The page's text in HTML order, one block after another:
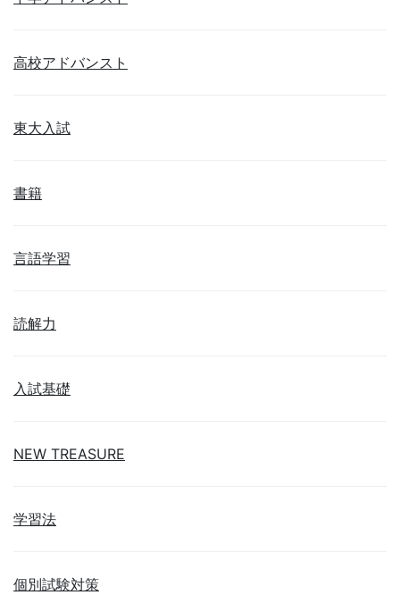
高校アドバンスト
東大入試
書籍
言語学習
読解力
入試基礎
NEW TREASURE
学習法
個別試験対策